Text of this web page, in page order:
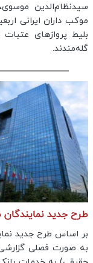
سیدنظام‌الدین
موکب داران ایرانی
بلیط پروازهای
گله‌مندند.
طرح جدید
بر اساس طرح جدید
به صورت فصلی